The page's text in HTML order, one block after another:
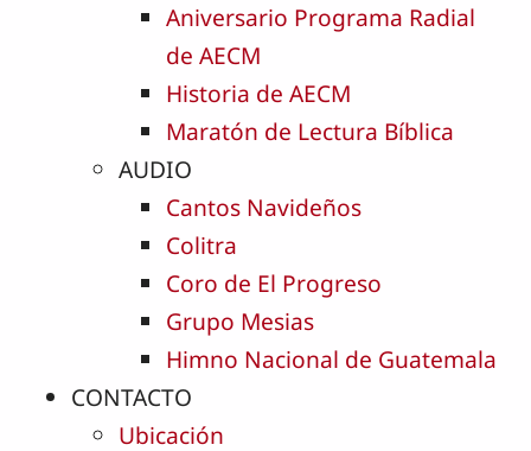
Aniversario Programa Radial
de AECM
Historia de AECM
Maratón de Lectura Bíblica
AUDIO
Cantos Navideños
Colitra
Coro de El Progreso
Grupo Mesias
Himno Nacional de Guatemala
CONTACTO
Ubicación